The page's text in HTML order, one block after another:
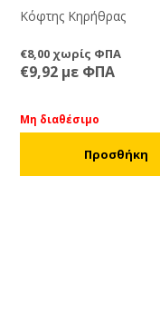
Κόφτης Κηρήθρας
€8,00 χωρίς ΦΠΑ
€9,92 με ΦΠΑ
Μη διαθέσιμο